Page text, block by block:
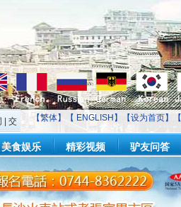
【繁体】【 ENGLISH 】【设为首页】【
交
美食娱乐 精彩视频 驴友问答